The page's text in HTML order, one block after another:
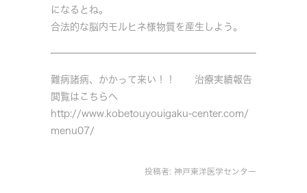
になるとね。
合法的な脳内モルヒネ様物質を産生しよう。
難病諸病、かかって来い！！ 治療実績報告
閲覧はこちらへ
http://www.kobetouyouigaku-center.com/
menu07/
投稿者: 神戸東洋医学センター